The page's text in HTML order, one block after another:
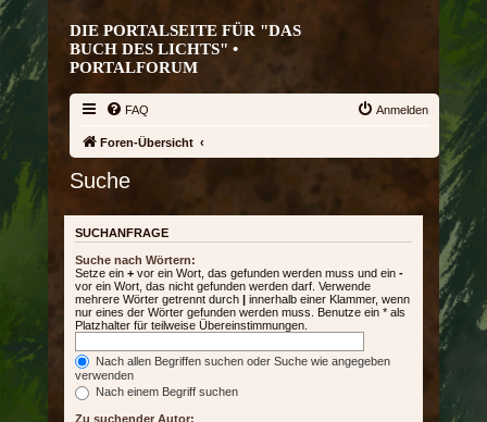
DIE PORTALSEITE FÜR "DAS
BUCH DES LICHTS" •
PORTALFORUM
FAQ Anmelden
Foren-Übersicht
Suche
SUCHANFRAGE
Suche nach Wörtern:
Setze ein + vor ein Wort, das gefunden werden muss und ein -
vor ein Wort, das nicht gefunden werden darf. Verwende
mehrere Wörter getrennt durch | innerhalb einer Klammer, wenn
nur eines der Wörter gefunden werden muss. Benutze ein * als
Platzhalter für teilweise Übereinstimmungen.
Nach allen Begriffen suchen oder Suche wie angegeben
verwenden
Nach einem Begriff suchen
Zu suchender Autor: